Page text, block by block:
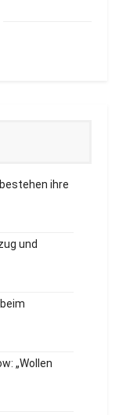
ihre
und
„Wollen